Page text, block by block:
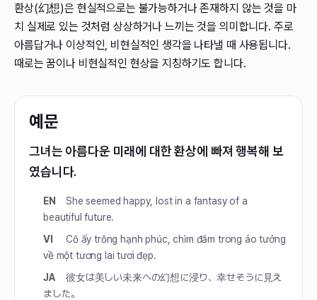
환상(幻想)은 현실적으로는 불가능하거나 존재하지 않는 것을 마
치 실제로 있는 것처럼 상상하거나 느끼는 것을 의미합니다. 주로
아름답거나 이상적인, 비현실적인 생각을 나타낼 때 사용됩니다.
때로는 꿈이나 비현실적인 현상을 지칭하기도 합니다.
예문
그녀는 아름다운 미래에 대한 환상에 빠져 행복해 보
였습니다.
EN
She seemed happy, lost in a fantasy of a
beautiful future.
VI
Cô ấy trông hạnh phúc, chìm đắm trong ảo tưởng
về một tương lai tươi đẹp.
JA
彼女は美しい未来への幻想に浸り、幸せそうに見え
ました。